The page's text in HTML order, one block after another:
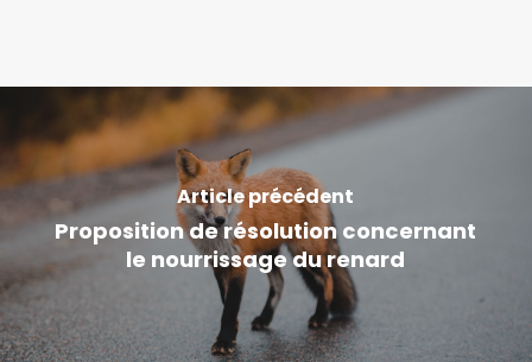
Article précédent
Proposition de résolution concernant
le nourrissage du renard